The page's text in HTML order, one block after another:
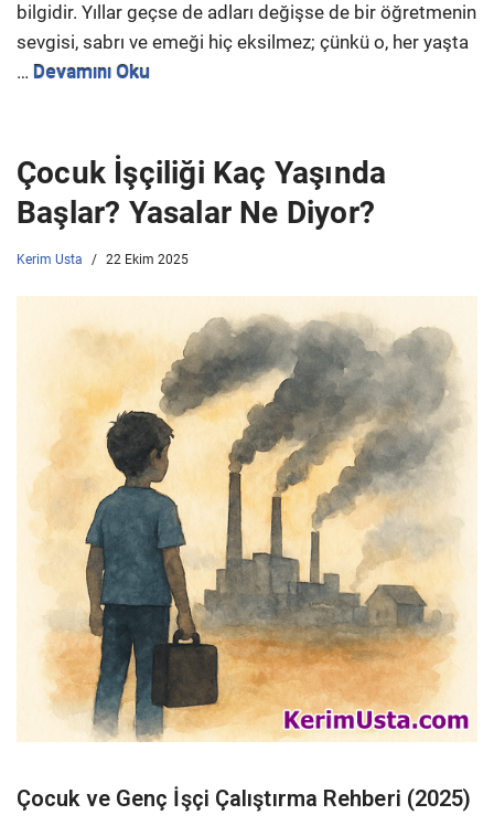
bilgidir. Yıllar geçse de adları değişse de bir öğretmenin
sevgisi, sabrı ve emeği hiç eksilmez; çünkü o, her yaşta
… Devamını Oku
Çocuk İşçiliği Kaç Yaşında
Başlar? Yasalar Ne Diyor?
Kerim Usta 22 Ekim 2025
Çocuk ve Genç İşçi Çalıştırma Rehberi (2025)